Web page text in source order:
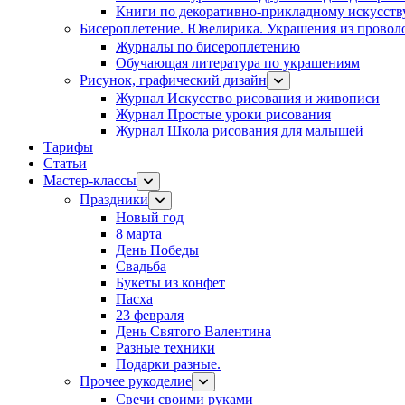
Книги по декоративно-прикладному
Бисероплетение. Ювелирика. Украшения из
Журналы по бисероплетению
Обучающая литература по украшениям
Рисунок, графический дизайн
Журнал Искусство рисования и живописи
Журнал Простые уроки рисования
Журнал Школа рисования для малышей
Тарифы
Статьи
Мастер-классы
Праздники
Новый год
8 марта
День Победы
Свадьба
Букеты из конфет
Пасха
23 февраля
День Святого Валентина
Разные техники
Подарки разные.
Прочее рукоделие
Свечи своими руками